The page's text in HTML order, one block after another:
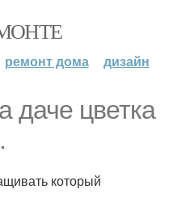
ремонт дома дизайн
даче цветка
который